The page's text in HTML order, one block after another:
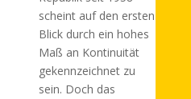
scheint auf den ersten
Blick durch ein hohes
Maß an Kontinuität
gekennzeichnet zu
sein. Doch das